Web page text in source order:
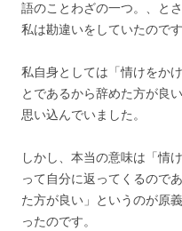
語のことわざの一つ。、と
私は勘違いをしていたのです
私自身としては「情けをか
とであるから辞めた方が良
思い込んでいました。
しかし、本当の意味は「情
って自分に返ってくるので
た方が良い」というのが原
ったのです。